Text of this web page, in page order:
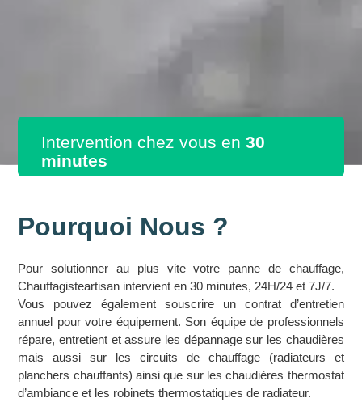
Intervention chez vous en 30
minutes
Pourquoi Nous ?
Pour solutionner au plus vite votre panne de chauffage,
Chauffagisteartisan intervient en 30 minutes, 24H/24 et 7J/7.
Vous pouvez également souscrire un contrat d’entretien
annuel pour votre équipement. Son équipe de professionnels
répare, entretient et assure les dépannage sur les chaudières
mais aussi sur les circuits de chauffage (radiateurs et
planchers chauffants) ainsi que sur les chaudières thermostat
d’ambiance et les robinets thermostatiques de radiateur.